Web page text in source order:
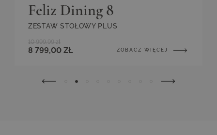
Feliz Dining 8
ZESTAW STOŁOWY PLUS
8 799,00 ZŁ
10 999,99 zł
ZOBACZ WIĘCEJ